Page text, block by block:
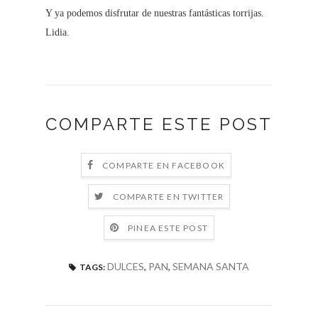
Y ya podemos disfrutar de nuestras fantásticas torrijas.
Lidia.
COMPARTE ESTE POST
COMPARTE EN FACEBOOK
COMPARTE EN TWITTER
PINEA ESTE POST
TAGS: DULCES, PAN, SEMANA SANTA